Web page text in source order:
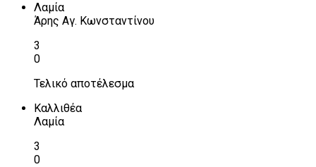
Λαμία
Άρης Αγ. Κωνσταντίνου
3
0
Τελικό αποτέλεσμα
Καλλιθέα
Λαμία
3
0